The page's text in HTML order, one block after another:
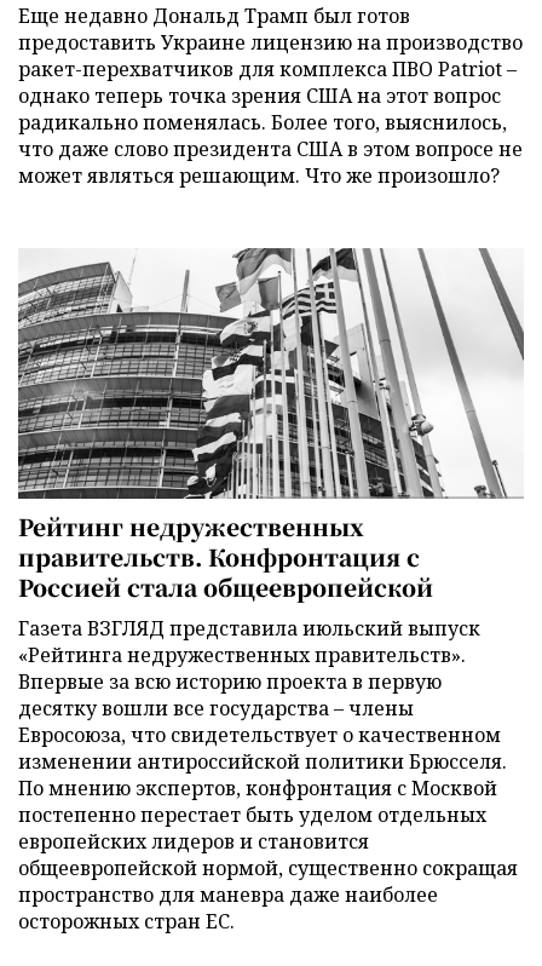
Еще недавно Дональд Трамп был готов
предоставить Украине лицензию на производство
ракет-перехватчиков для комплекса ПВО Patriot –
однако теперь точка зрения США на этот вопрос
радикально поменялась. Более того, выяснилось,
что даже слово президента США в этом вопросе не
может являться решающим. Что же произошло?
Рейтинг недружественных
правительств. Конфронтация с
Россией стала общеевропейской
Газета ВЗГЛЯД представила июльский выпуск
«Рейтинга недружественных правительств».
Впервые за всю историю проекта в первую
десятку вошли все государства – члены
Евросоюза, что свидетельствует о качественном
изменении антироссийской политики Брюсселя.
По мнению экспертов, конфронтация с Москвой
постепенно перестает быть уделом отдельных
европейских лидеров и становится
общеевропейской нормой, существенно сокращая
пространство для маневра даже наиболее
осторожных стран ЕС.